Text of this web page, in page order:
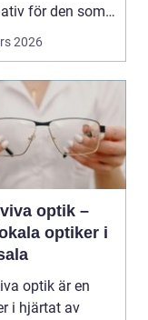
för den som
snabb tillgång
2026
optik –
optiker i
optik är en
i hjärtat av